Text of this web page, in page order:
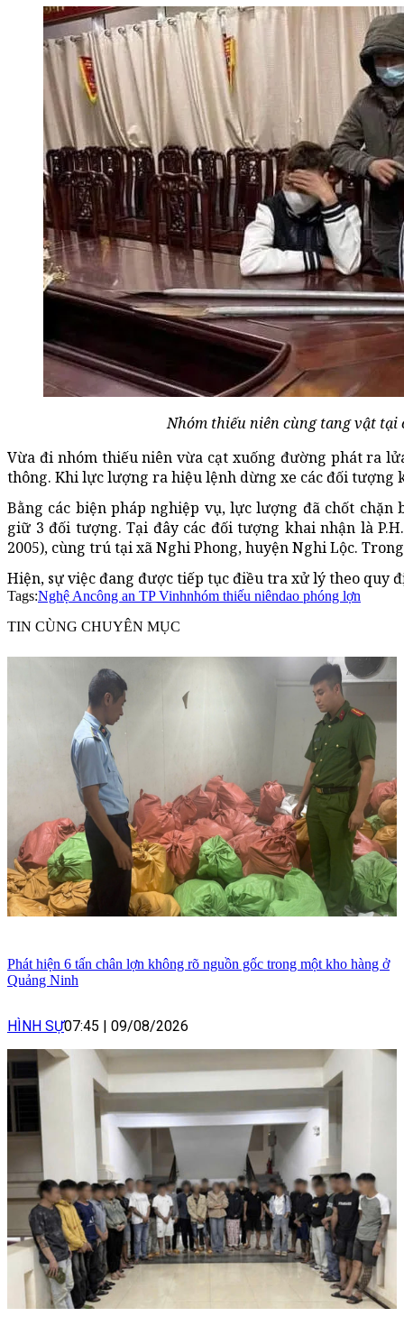
Nhóm thiếu niên cùng tang vật tại
Vừa đi nhóm thiếu niên vừa cạt xuống đường phát ra
thông. Khi lực lượng ra hiệu lệnh dừng xe các đối tượng
Bằng các biện pháp nghiệp vụ, lực lượng đã chốt
giữ 3 đối tượng. Tại đây các đối tượng khai nhận là
2005), cùng trú tại xã Nghi Phong, huyện Nghi Lộc.
Hiện, sự việc đang được tiếp tục điều tra xử lý theo quy
Tags:Nghệ Ancông an TP Vinhnhóm thiếu niêndao phóng lợn
TIN CÙNG CHUYÊN MỤC
Phát hiện 6 tấn chân lợn không rõ nguồn gốc trong một kho hàng ở
Quảng Ninh
HÌNH SỰ07:45 09/08/2026